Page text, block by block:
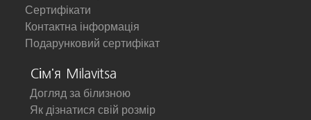
Сертифікати
Контактна інформація
Подарунковий сертифікат
Сім'я Milavitsa
Догляд за білизною
Як дізнатися свій розмір